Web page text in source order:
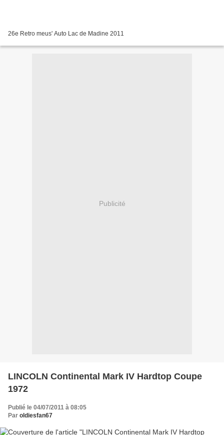
26e Retro meus' Auto Lac de Madine 2011
Publicité
LINCOLN Continental Mark IV Hardtop Coupe
1972
Publié le 04/07/2011 à 08:05
Par oldiesfan67